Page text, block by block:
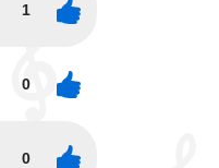
1
0
0